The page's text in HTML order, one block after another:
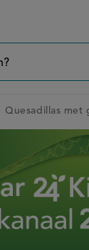
Quesadillas met